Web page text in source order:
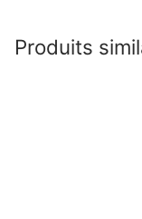
Produits